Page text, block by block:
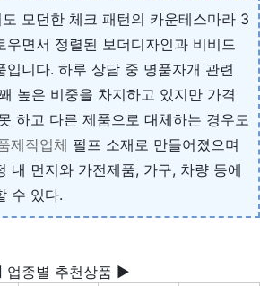
모던한 체크 패턴의 카운테스마라 3
우면서 정렬된 보더디자인과 비비드
입니다. 하루 상담 중 명품자개 관련
높은 비중을 차지하고 있지만 가격
하고 다른 제품으로 대체하는 경우도
제작업체 펄프 소재로 만들어졌으며
내 먼지와 가전제품, 가구, 차량 등에
수 있다.
업종별 추천상품 ▶